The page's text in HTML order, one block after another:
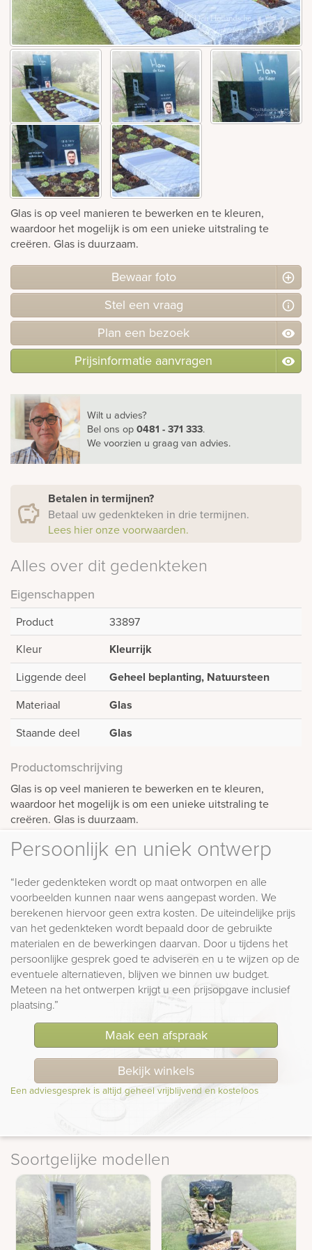
Bekijk
ook:
Glas is op veel manieren te bewerken en te kleuren,
waardoor het mogelijk is om een unieke uitstraling te
creëren. Glas is duurzaam.
Bewaar foto
Stel een vraag
Plan een bezoek
Prijsinformatie aanvragen
Wilt u advies?
Bel ons op0481 - 371 333.
We voorzien u graag van advies.
Betalen in termijnen?
Betaal uw gedenkteken in drie termijnen.
Lees hier onze voorwaarden.
Alles over dit gedenkteken
Eigenschappen
Product
33897
Kleur
Kleurrijk
Liggende deel Geheel beplanting, Natuursteen
Materiaal Glas
Staande deel Glas
Productomschrijving
Glas is op veel manieren te bewerken en te kleuren,
waardoor het mogelijk is om een unieke uitstraling te
creëren. Glas is duurzaam.
Persoonlijk en uniek ontwerp
“Ieder gedenkteken wordt op maat ontworpen en alle
voorbeelden kunnen naar wens aangepast worden. We
berekenen hiervoor geen extra kosten. De uiteindelijke prijs
van het gedenkteken wordt bepaald door de gebruikte
materialen en de bewerkingen daarvan. Door u tijdens het
persoonlijke gesprek goed te adviseren en u te wijzen op de
eventuele alternatieven, blijven we binnen uw budget.
Meteen na het ontwerpen krijgt u een prijsopgave inclusief
plaatsing.”
Maak een afspraak
Bekijk winkels
Een adviesgesprek is altijd geheel vrijblijvend en kosteloos
Soortgelijke modellen